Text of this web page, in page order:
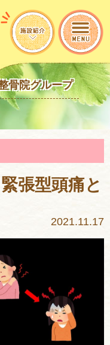
骨院グループ
張型頭痛と
2021.11.17